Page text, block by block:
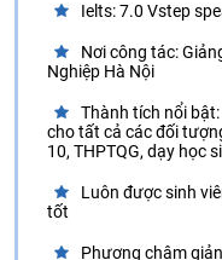
Ielts: 7.0 Vstep
Nơi công tác:
Nghiệp Hà Nội
Thành tích nổi
cho tất cả các đối
10, THPTQG, dạy học
Luôn được sinh
tốt
Phương châm